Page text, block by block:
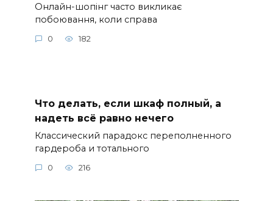
Онлайн-шопінг часто викликає
побоювання, коли справа
0 182
Что делать, если шкаф полный, а
надеть всё равно нечего
Классический парадокс переполненного
гардероба и тотального
0 216